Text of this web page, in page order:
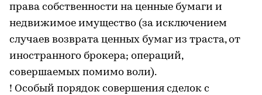
права собственности на ценные бумаги и
недвижимое имущество (за исключением
случаев возврата ценных бумаг из траста, от
иностранного брокера; операций,
совершаемых помимо воли).
! Особый порядок совершения сделок с